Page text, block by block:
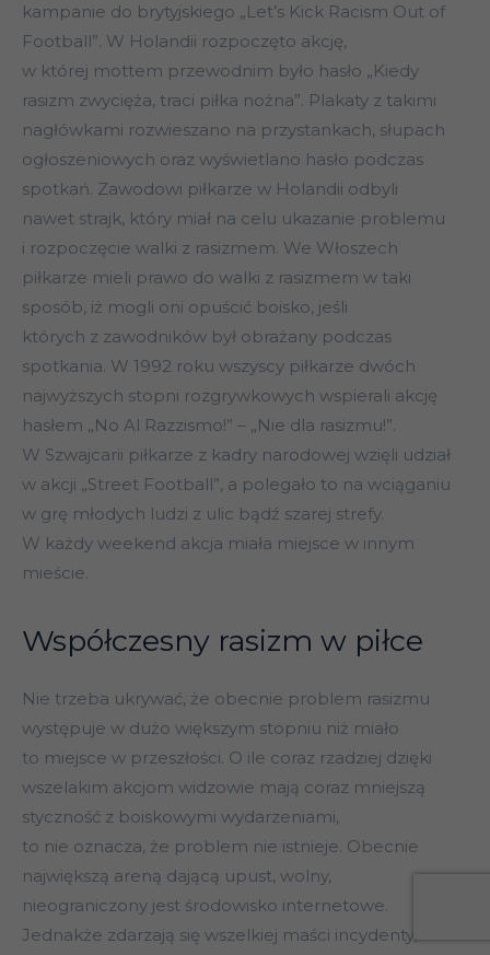
kampanie do brytyjskiego „Let’s Kick Racism Out of
Football”. W Holandii rozpoczęto akcję,
w której mottem przewodnim było hasło „Kiedy
rasizm zwycięża, traci piłka nożna”. Plakaty z takimi
nagłówkami rozwieszano na przystankach, słupach
ogłoszeniowych oraz wyświetlano hasło podczas
spotkań. Zawodowi piłkarze w Holandii odbyli
nawet strajk, który miał na celu ukazanie problemu
i rozpoczęcie walki z rasizmem. We Włoszech
piłkarze mieli prawo do walki z rasizmem w taki
sposób, iż mogli oni opuścić boisko, jeśli
których z zawodników był obrażany podczas
spotkania. W 1992 roku wszyscy piłkarze dwóch
najwyższych stopni rozgrywkowych wspierali akcję
hasłem „No Al Razzismo!” – „Nie dla rasizmu!”.
W Szwajcarii piłkarze z kadry narodowej wzięli udział
w akcji „Street Football”, a polegało to na wciąganiu
w grę młodych ludzi z ulic bądź szarej strefy.
W każdy weekend akcja miała miejsce w innym
mieście.
Współczesny rasizm w piłce
Nie trzeba ukrywać, że obecnie problem rasizmu
występuje w dużo większym stopniu niż miało
to miejsce w przeszłości. O ile coraz rzadziej dzięki
wszelakim akcjom widzowie mają coraz mniejszą
styczność z boiskowymi wydarzeniami,
to nie oznacza, że problem nie istnieje. Obecnie
największą areną dającą upust, wolny,
nieograniczony jest środowisko internetowe.
Jednakże zdarzają się wszelkiej maści incydenty,